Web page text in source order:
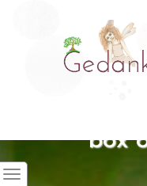
"Life is
box